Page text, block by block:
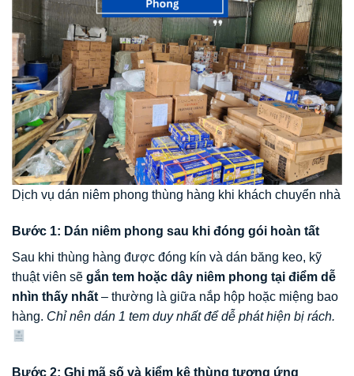
Dịch vụ dán niêm phong thùng hàng khi khách chuyển nhà
Bước 1: Dán niêm phong sau khi đóng gói hoàn tất
Sau khi thùng hàng được đóng kín và dán băng keo, kỹ
thuật viên sẽ gắn tem hoặc dây niêm phong tại điểm dễ
nhìn thấy nhất – thường là giữa nắp hộp hoặc miệng bao
hàng. Chỉ nên dán 1 tem duy nhất để dễ phát hiện bị rách.
Bước 2: Ghi mã số và kiểm kê thùng tương ứng